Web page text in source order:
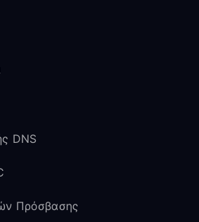
Proxy στο Roku
μέσω VPN
Pro λειτουργεί με
DNS
Πρόσβασης